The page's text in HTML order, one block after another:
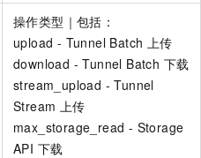
操作类型｜包括：
upload - Tunnel Batch 上传
download - Tunnel Batch 下载
stream_upload - Tunnel
Stream 上传
max_storage_read - Storage
API 下载